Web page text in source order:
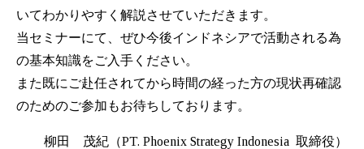
いてわかりやすく解説させていただきます。
当セミナーにて、ぜひ今後インドネシアで活動される為
の基本知識をご入手ください。
また既にご赴任されてから時間の経った方の現状再確認
のためのご参加もお待ちしております。
柳田 茂紀（PT. Phoenix Strategy Indonesia 取締役）